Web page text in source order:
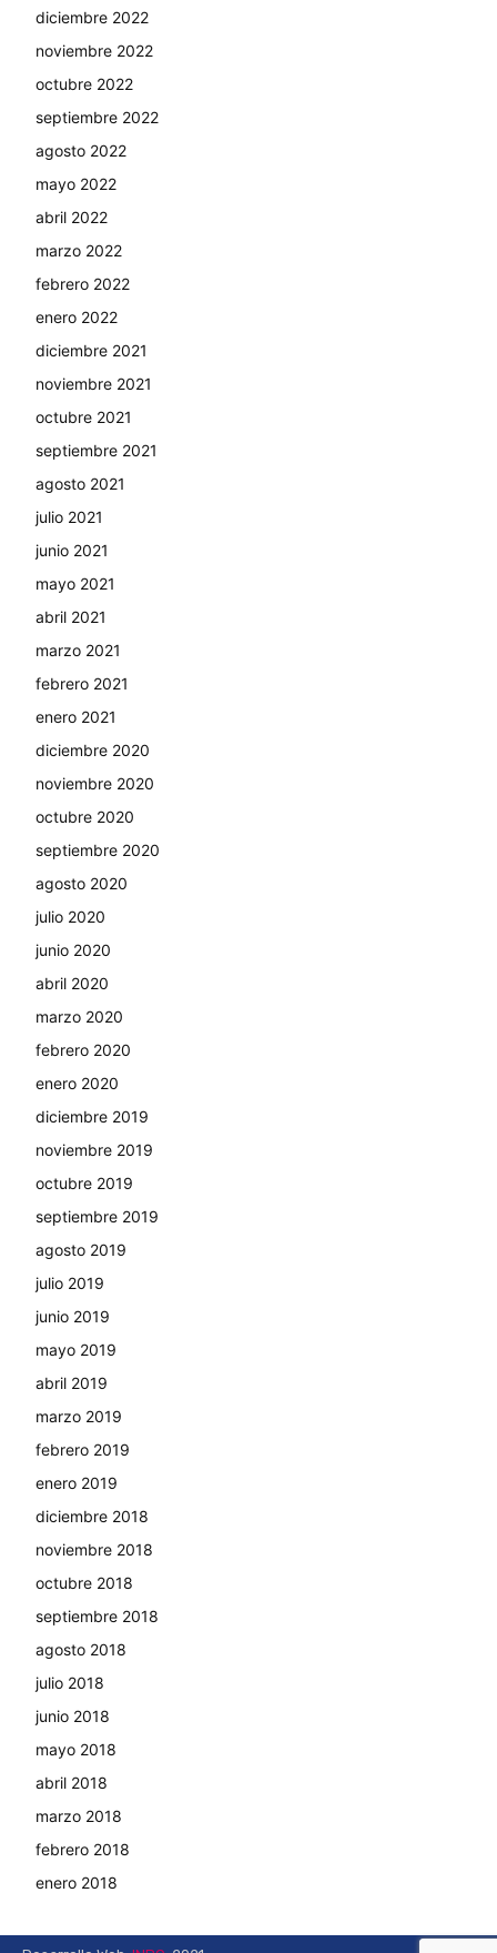
diciembre 2022
noviembre 2022
octubre 2022
septiembre 2022
agosto 2022
mayo 2022
abril 2022
marzo 2022
febrero 2022
enero 2022
diciembre 2021
noviembre 2021
octubre 2021
septiembre 2021
agosto 2021
julio 2021
junio 2021
mayo 2021
abril 2021
marzo 2021
febrero 2021
enero 2021
diciembre 2020
noviembre 2020
octubre 2020
septiembre 2020
agosto 2020
julio 2020
junio 2020
abril 2020
marzo 2020
febrero 2020
enero 2020
diciembre 2019
noviembre 2019
octubre 2019
septiembre 2019
agosto 2019
julio 2019
junio 2019
mayo 2019
abril 2019
marzo 2019
febrero 2019
enero 2019
diciembre 2018
noviembre 2018
octubre 2018
septiembre 2018
agosto 2018
julio 2018
junio 2018
mayo 2018
abril 2018
marzo 2018
febrero 2018
enero 2018